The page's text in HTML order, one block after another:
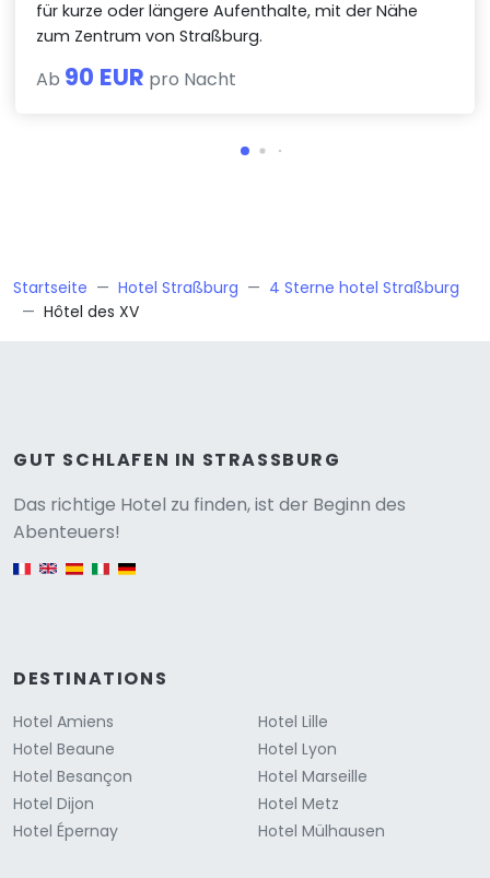
für kurze oder längere Aufenthalte, mit der Nähe
zum Zentrum von Straßburg.
Ab 90 EUR pro Nacht
Startseite Hotel Straßburg
4 Sterne hotel Straßburg
Hôtel des XV
GUT SCHLAFEN IN STRASSBURG
Das richtige Hotel zu finden, ist der Beginn des
Abenteuers!
English version
DESTINATIONS
Hotel Amiens
Hotel Beaune
Hotel Besançon
Hotel Dijon
Hotel Épernay
Hotel Lille
Hotel Lyon
Hotel Marseille
Hotel Metz
Hotel Mülhausen